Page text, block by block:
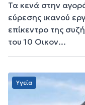
Τα κενά στην
εύρεσης ικανού
επίκεντρο της
του 10 Οικον...
Υγεία